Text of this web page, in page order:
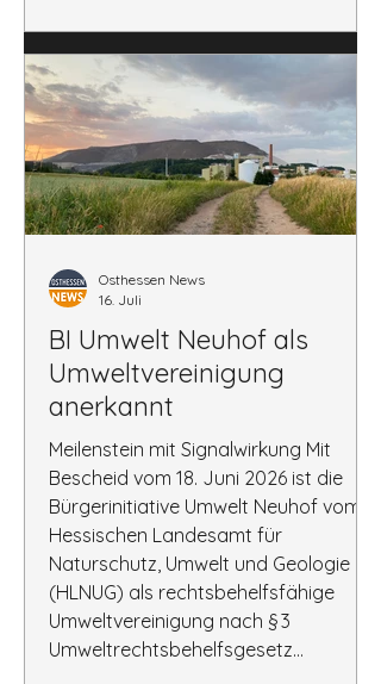
BI Umwelt Neuhof als
Umweltvereinigung
anerkannt
Meilenstein mit Signalwirkung Mit
Bescheid vom 18. Juni 2026 ist die
Bürgerinitiative Umwelt Neuhof vom
Hessischen Landesamt für
Naturschutz, Umwelt und Geologie
(HLNUG) als rechtsbehelfsfähige
Umweltvereinigung nach § 3
Umweltrechtsbehelfsgesetz
Osthessen News
16. Juli